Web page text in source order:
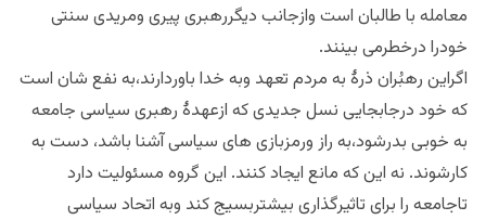
معامله با طالبان است وازجانب دیگررهبری پیری ومریدی سنتی
خودرا درخطرمی بینند.
اگراین رهبُران ذرۀ به مردم تعهد وبه خدا باوردارند،به نفع شان است
که خود درجابجایی نسل جدیدی که ازعهدۀ رهبری سیاسی جامعه
به خوبی بدرشود،به راز ورمزبازی های سیاسی آشنا باشد، دست به
کارشوند. نه این که مانع ایجاد کنند. این گروه مسئولیت دارد
تاجامعه را برای تاثیرگذاری بیشتربسیج کند وبه اتحاد سیاسی